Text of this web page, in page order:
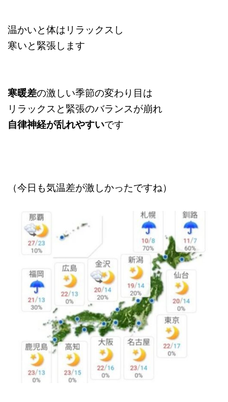
温かいと体はリラックスし
寒いと緊張します
寒暖差の激しい季節の変わり目は
リラックスと緊張のバランスが崩れ
自律神経が乱れやすいです
（今日も気温差が激しかったですね）